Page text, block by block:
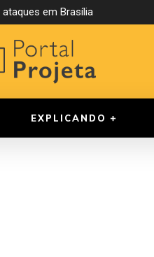
em Brasília
EXPLICANDO